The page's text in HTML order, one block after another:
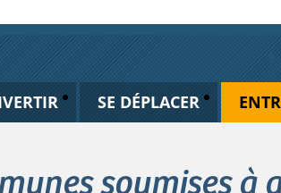
SE DÉPLACER
soumises à